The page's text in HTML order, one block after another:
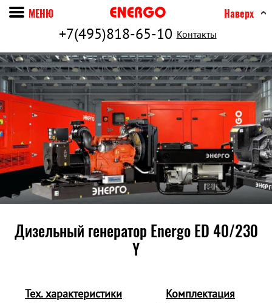
+7(495)818-65-10 Контакты
МЕНЮ Наверх
Дизельный генератор Energo ED 40/230
Y
Тех. характеристики
Комплектация